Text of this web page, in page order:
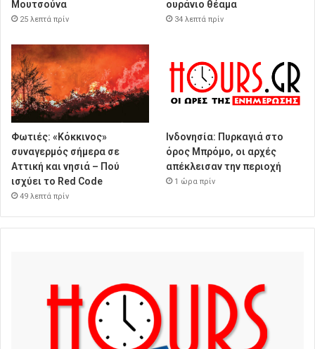
Μουτσούνα
25 λεπτά πρίν
ουράνιο θέαμα
34 λεπτά πρίν
Φωτιές: «Κόκκινος»
συναγερμός σήμερα σε
Αττική και νησιά – Πού
ισχύει το Red Code
49 λεπτά πρίν
Ινδονησία: Πυρκαγιά στο
όρος Μπρόμο, οι αρχές
απέκλεισαν την περιοχή
1 ώρα πρίν